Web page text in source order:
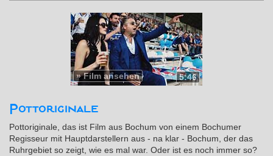
5:46
»Film ansehen
Pottoriginale
Pottoriginale, das ist Film aus Bochum von einem Bochumer
Regisseur mit Hauptdarstellern aus - na klar - Bochum, der das
Ruhrgebiet so zeigt, wie es mal war. Oder ist es noch immer so?